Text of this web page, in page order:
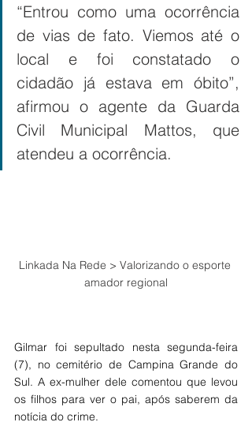
“Entrou como uma ocorrência
de vias de fato. Viemos até o
local e foi constatado o
cidadão já estava em óbito”,
afirmou o agente da Guarda
Civil Municipal Mattos, que
atendeu a ocorrência.
Linkada Na Rede > Valorizando o esporte
amador regional
Gilmar foi sepultado nesta segunda-feira
(7), no cemitério de Campina Grande do
Sul. A ex-mulher dele comentou que levou
os filhos para ver o pai, após saberem da
notícia do crime.